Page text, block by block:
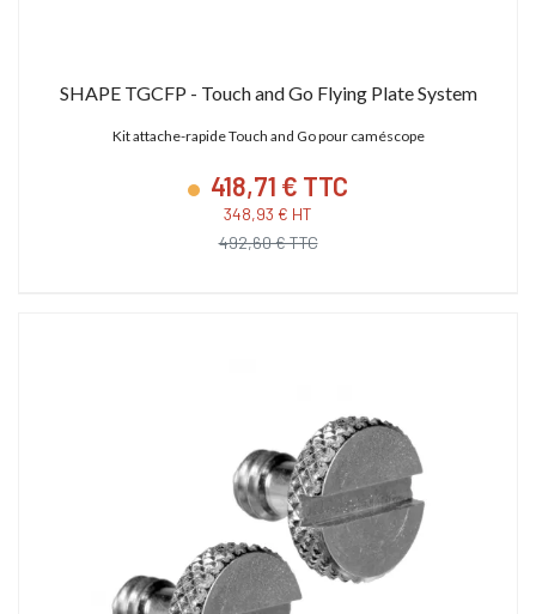
SHAPE TGCFP - Touch and Go Flying Plate System
Kit attache-rapide Touch and Go pour caméscope
418,71 € TTC
348,93 € HT
492,60 € TTC